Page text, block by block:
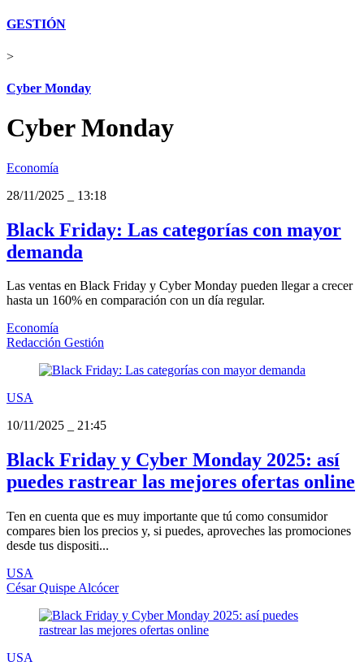
GESTIÓN
>
Cyber Monday
Cyber Monday
Economía
28/11/2025
13:18
Black Friday: Las categorías con mayor
demanda
Las ventas en Black Friday y Cyber Monday pueden llegar a crecer
hasta un 160% en comparación con un día regular.
Economía
Redacción Gestión
USA
10/11/2025
21:45
Black Friday y Cyber Monday 2025: así
puedes rastrear las mejores ofertas online
Ten en cuenta que es muy importante que tú como consumidor
compares bien los precios y, si puedes, aproveches las promociones
desde tus dispositi...
USA
César Quispe Alcócer
USA